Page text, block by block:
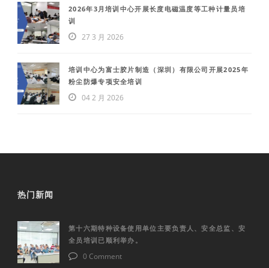
2026年3月培训中心开展长度电磁温度等工种计量员培
训
27 3 月 2026
培训中心为富士胶片制造（深圳）有限公司开展2025年
粉尘防爆专项安全培训
04 2 月 2026
热门新闻
第十六期特种设备使用单位主要负责人、安全总监、安
全员培训已顺利举办。
0 Comment